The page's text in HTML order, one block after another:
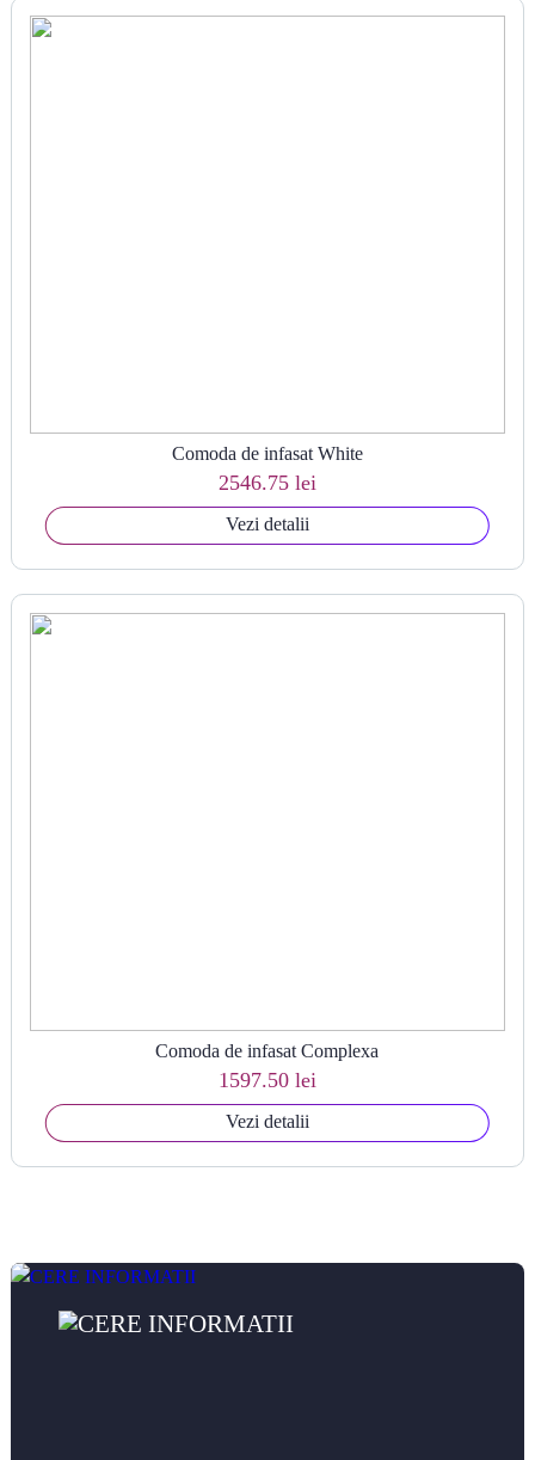
Comoda de infasat White
2546.75 lei
Vezi detalii
Comoda de infasat Complexa
1597.50 lei
Vezi detalii